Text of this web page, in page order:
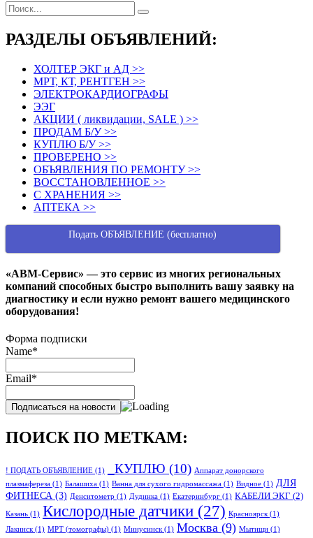
РАЗДЕЛЫ ОБЪЯВЛЕНИЙ:
ХОЛТЕР ЭКГ и АД >>
МРТ, КТ, РЕНТГЕН >>
ЭЛЕКТРОКАРДИОГРАФЫ
ЭЭГ
АКЦИИ ( ликвидации, SALE ) >>
ПРОДАМ Б/У >>
КУПЛЮ Б/У >>
ПРОВЕРЕНО >>
ОБЪЯВЛЕНИЯ ПО РЕМОНТУ >>
ВОССТАНОВЛЕННОЕ >>
С ХРАНЕНИЯ >>
АПТЕКА >>
Подать ОБЪЯВЛЕНИЕ (бесплатно)
«АВМ-Сервис» — это сервис из многих региональных
компаний способных быстро выполнить вашу заявку на
диагностику и если нужно ремонт вашего медицинского
оборудования!
Форма подписки
Name*
Email*
ПОИСК ПО МЕТКАМ:
! ПОДАТЬ ОБЪЯВЛЕНИЕ (1) _КУПЛЮ (10) Аппарат донорского
плазмафереза (1) Балашиха (1) Ванна для сухого гидромассажа (1) Видное (1) ДЛЯ
ФИТНЕСА (3) Денситометр (1) Дудинка (1) Екатеринбург (1) КАБЕЛИ ЭКГ (2)
Казань (1) Кислородные датчики (27) Красноярск (1)
Лакинск (1) МРТ (томографы) (1) Минусинск (1) Москва (9) Мытищи (1)